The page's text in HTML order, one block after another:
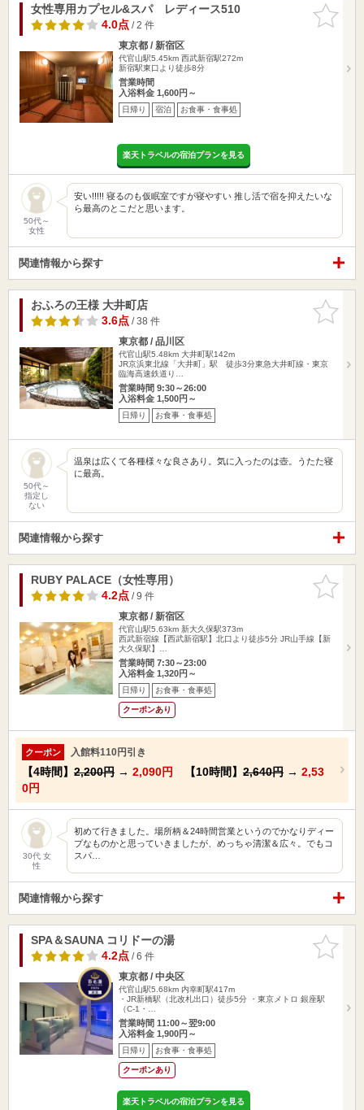
お気に入
りに追加
女性専用カプセル&スパ レディース510
4.0点/ 2 件
東京都 / 新宿区
代官山駅5.45km 西武新宿駅272m
新宿駅東口より徒歩8分
営業時間
入浴料金 1,600円～
日帰り 宿泊 お食事・食事処
楽天トラベルの宿泊プランを見る
50代～
女性
安い!!!!! 寝るのも仮眠室ですが寝やすい 推し活で宿を抑えたいな
ら最高のとこだと思います。
関連情報から探す
お気に入
りに追加
おふろの王様 大井町店
3.6点/ 38 件
東京都 / 品川区
代官山駅5.48km 大井町駅142m
JR京浜東北線「大井町」駅 徒歩3分東急大井町線・東京
臨海高速鉄道り…
営業時間 9:30～26:00
入浴料金 1,500円～
日帰り お食事・食事処
50代～
指定し
ない
温泉は広くて各種様々な良さあり。気に入ったのは壺。うたた寝
に最高。
関連情報から探す
お気に入
りに追加
RUBY PALACE（女性専用）
4.2点/ 9 件
東京都 / 新宿区
代官山駅5.63km 新大久保駅373m
西武新宿線【西武新宿駅】北口より徒歩5分 JR山手線【新
大久保駅】…
営業時間 7:30～23:00
入浴料金 1,320円～
日帰り お食事・食事処
クーポンあり
クーポン 入館料110円引き
【4時間】 2,200円 → 2,090円 【10時間】 2,640円 → 2,53
0円
30代 女
性
初めて行きました。場所柄＆24時間営業というのでかなりディー
プなものかと思っていきましたが、めっちゃ清潔＆広々。でもコ
スパ…
関連情報から探す
お気に入
りに追加
SPA＆SAUNA コリドーの湯
4.2点/ 6 件
東京都 / 中央区
代官山駅5.68km 内幸町駅417m
・JR新橋駅（北改札出口）徒歩5分 ・東京メトロ 銀座駅
（C-1・…
営業時間 11:00～翌9:00
入浴料金 1,900円～
日帰り お食事・食事処
クーポンあり
楽天トラベルの宿泊プランを見る